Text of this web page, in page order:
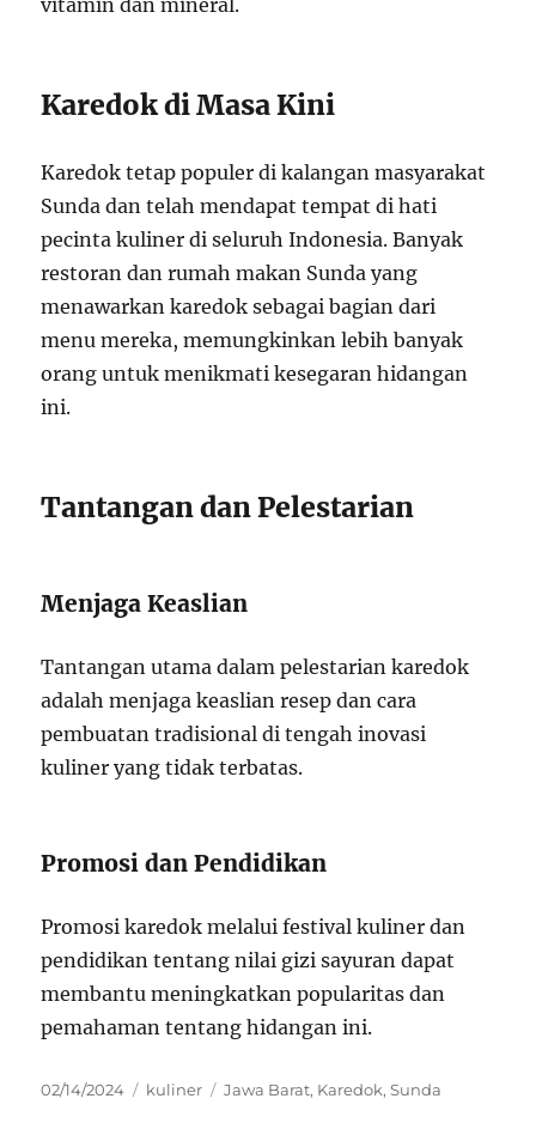
Karedok di Masa Kini
Karedok tetap populer di kalangan masyarakat
Sunda dan telah mendapat tempat di hati
pecinta kuliner di seluruh Indonesia. Banyak
restoran dan rumah makan Sunda yang
menawarkan karedok sebagai bagian dari
menu mereka, memungkinkan lebih banyak
orang untuk menikmati kesegaran hidangan
ini.
Tantangan dan Pelestarian
Menjaga Keaslian
Tantangan utama dalam pelestarian karedok
adalah menjaga keaslian resep dan cara
pembuatan tradisional di tengah inovasi
kuliner yang tidak terbatas.
Promosi dan Pendidikan
Promosi karedok melalui festival kuliner dan
pendidikan tentang nilai gizi sayuran dapat
membantu meningkatkan popularitas dan
pemahaman tentang hidangan ini.
Posted
02/14/2024 Categories
kuliner Tags
Jawa Barat, Karedok,Sunda